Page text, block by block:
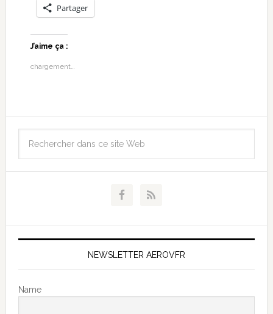
Partager
J’aime ça :
chargement…
NEWSLETTER AEROVFR
Name